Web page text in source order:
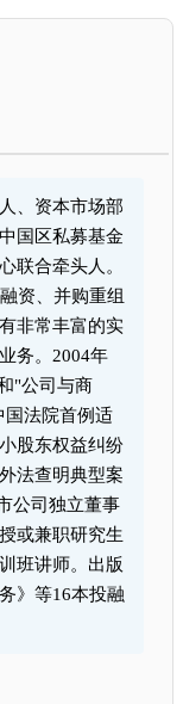
、资本市场部
国区私募基金
联合牵头人。
资、并购重组
非常丰富的实
务。2004年
"公司与商
国法院首例适
股东权益纠纷
法查明典型案
公司独立董事
或兼职研究生
班讲师。出版
》等16本投融